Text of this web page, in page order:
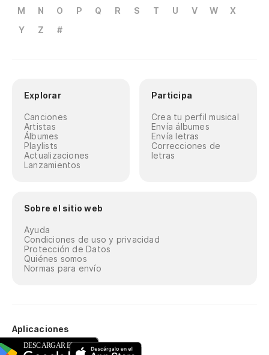
M
N O P Q R S T U V W
X
Y
Z #
Explorar
Canciones
Artistas
Álbumes
Playlists
Actualizaciones
Lanzamientos
Participa
Crea tu perfil musical
Envía álbumes
Envía letras
Correcciones de
letras
Sobre el sitio web
Ayuda
Condiciones de uso y privacidad
Protección de Datos
Quiénes somos
Normas para envío
Aplicaciones